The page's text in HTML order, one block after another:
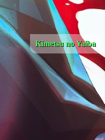
Kimetsu no Yaiba